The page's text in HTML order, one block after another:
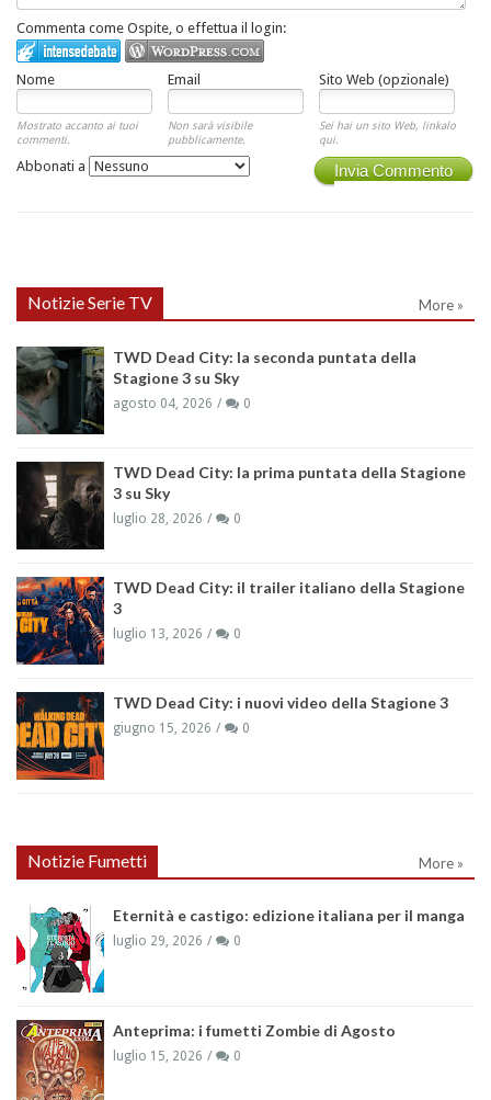
Commenta come Ospite, o effettua il login:
Nome Email Sito Web (opzionale)
Mostrato accanto ai tuoi
commenti.
Non sarà visibile
pubblicamente.
Sei hai un sito Web, linkalo
qui.
Invia Commento
Abbonati a
Notizie Serie TV More »
TWD Dead City: la seconda puntata della
Stagione 3 su Sky
agosto 04, 2026 0
TWD Dead City: la prima puntata della Stagione
3 su Sky
luglio 28, 2026 0
TWD Dead City: il trailer italiano della Stagione
3
luglio 13, 2026 0
TWD Dead City: i nuovi video della Stagione 3
giugno 15, 2026 0
Notizie Fumetti More »
Eternità e castigo: edizione italiana per il manga
luglio 29, 2026 0
Anteprima: i fumetti Zombie di Agosto
luglio 15, 2026 0